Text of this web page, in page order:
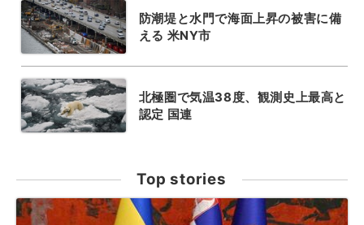
防潮堤と水門で海面上昇の被害に備
える 米NY市
北極圏で気温38度、観測史上最高と
認定 国連
Top stories